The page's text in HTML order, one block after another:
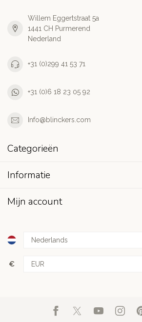
Willem Eggertstraat 5a
1441 CH Purmerend
Nederland
+31 (0)299 41 53 71
+31 (0)6 18 23 05 92
Info@blinckers.com
Categorieën
Informatie
Mijn account
€